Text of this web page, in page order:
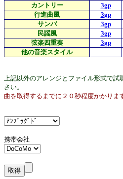
カントリー
3gp
行進曲風
3gp
サンバ
3gp
民謡風
3gp
弦楽四重奏
3gp
他の音楽スタイル
上記以外のアレンジとファイル形式で試
さい。
曲を取得するまでに２０秒程度かかりま
携帯会社